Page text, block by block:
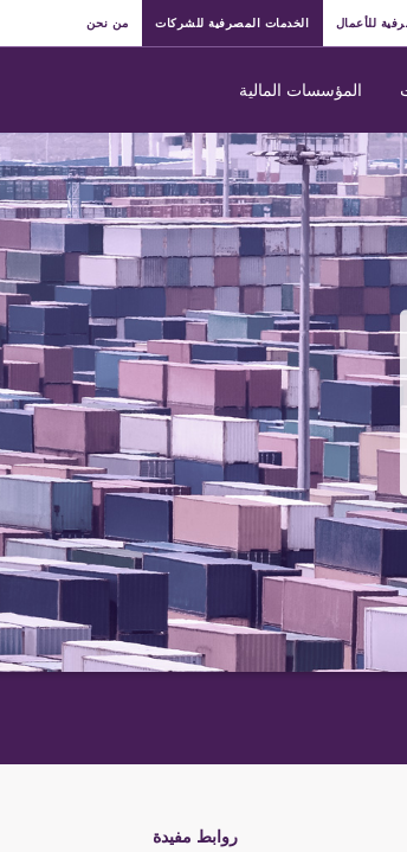
للأعمال الخدمات المصرفية للشركات من نحن
المؤسسات المالية
روابط مفيدة